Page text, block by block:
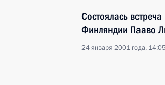
Состоялась
Финляндии Пааво
24 января 2001 года, 14:05